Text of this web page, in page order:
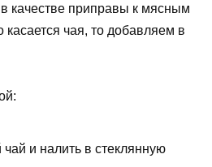
в качестве приправы к мясным
чая, то добавляем в
и налить в стеклянную